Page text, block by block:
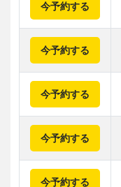
今予約する
今予約する
今予約する
今予約する
今予約する